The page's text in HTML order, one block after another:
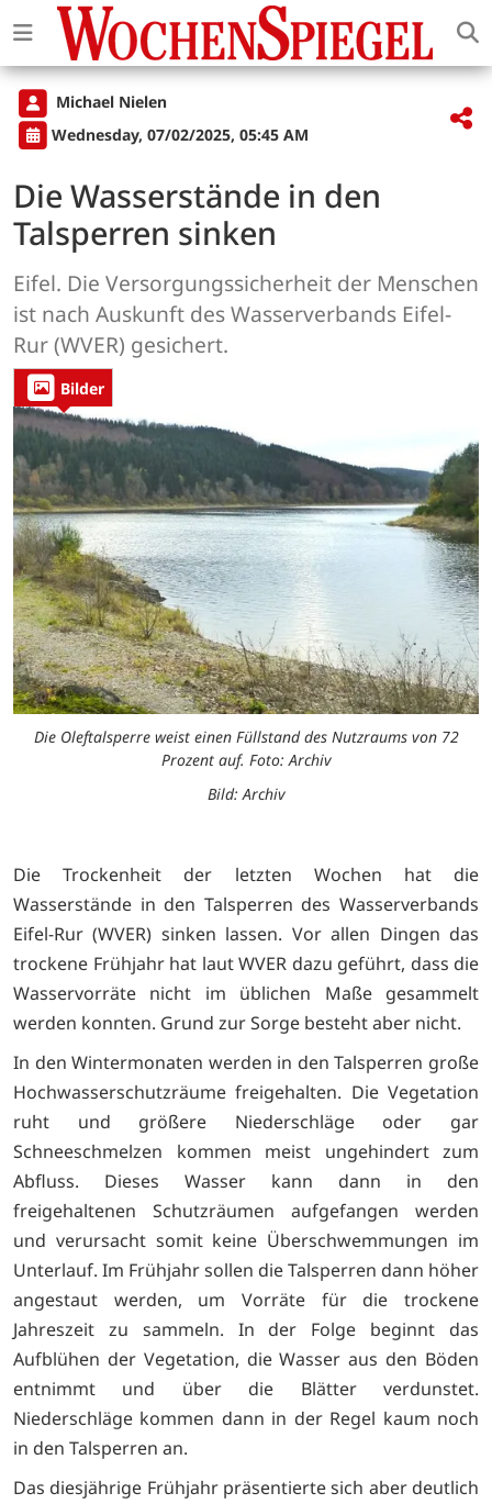
Michael Nielen
Wednesday, 07/02/2025, 05:45 AM
Die Wasserstände in den
Talsperren sinken
Eifel. Die Versorgungssicherheit der Menschen
ist nach Auskunft des Wasserverbands Eifel-
Rur (WVER) gesichert.
Bilder
Die Oleftalsperre weist einen Füllstand des Nutzraums von 72
Prozent auf. Foto: Archiv
Bild: Archiv
Die Trockenheit der letzten Wochen hat die
Wasserstände in den Talsperren des Wasserverbands
Eifel-Rur (WVER) sinken lassen. Vor allen Dingen das
trockene Frühjahr hat laut WVER dazu geführt, dass die
Wasservorräte nicht im üblichen Maße gesammelt
werden konnten. Grund zur Sorge besteht aber nicht.
In den Wintermonaten werden in den Talsperren große
Hochwasserschutzräume freigehalten. Die Vegetation
ruht und größere Niederschläge oder gar
Schneeschmelzen kommen meist ungehindert zum
Abfluss. Dieses Wasser kann dann in den
freigehaltenen Schutzräumen aufgefangen werden
und verursacht somit keine Überschwemmungen im
Unterlauf. Im Frühjahr sollen die Talsperren dann höher
angestaut werden, um Vorräte für die trockene
Jahreszeit zu sammeln. In der Folge beginnt das
Aufblühen der Vegetation, die Wasser aus den Böden
entnimmt und über die Blätter verdunstet.
Niederschläge kommen dann in der Regel kaum noch
in den Talsperren an.
Das diesjährige Frühjahr präsentierte sich aber deutlich